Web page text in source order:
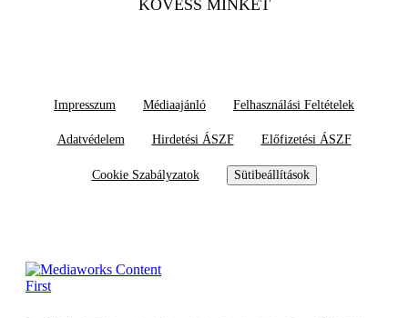
KÖVESS MINKET
Impresszum Médiaajánló Felhasználási Feltételek
Adatvédelem Hirdetési ÁSZF Előfizetési ÁSZF
Cookie Szabályzatok Sütibeállítások